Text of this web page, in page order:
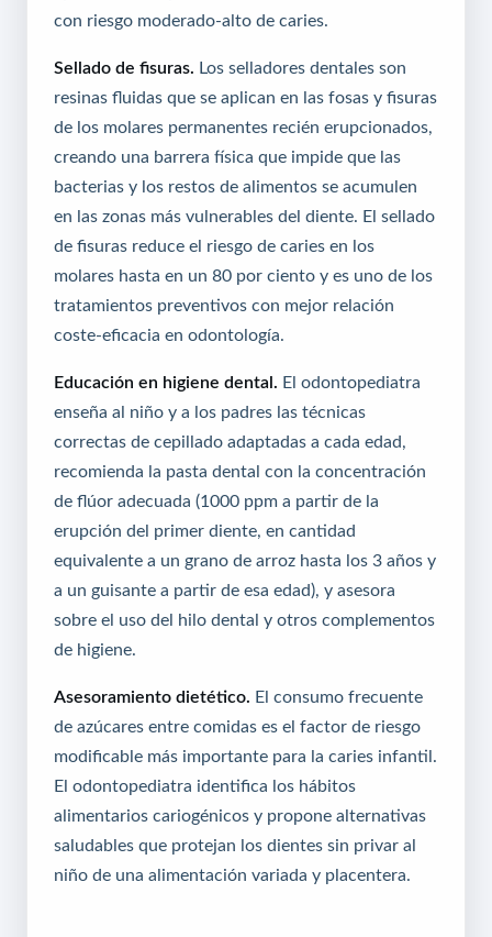
con riesgo moderado-alto de caries.
Sellado de fisuras. Los selladores dentales son
resinas fluidas que se aplican en las fosas y fisuras
de los molares permanentes recién erupcionados,
creando una barrera física que impide que las
bacterias y los restos de alimentos se acumulen
en las zonas más vulnerables del diente. El sellado
de fisuras reduce el riesgo de caries en los
molares hasta en un 80 por ciento y es uno de los
tratamientos preventivos con mejor relación
coste-eficacia en odontología.
Educación en higiene dental.
El odontopediatra
enseña al niño y a los padres las técnicas
correctas de cepillado adaptadas a cada edad,
recomienda la pasta dental con la concentración
de flúor adecuada (1000 ppm a partir de la
erupción del primer diente, en cantidad
equivalente a un grano de arroz hasta los 3 años y
a un guisante a partir de esa edad), y asesora
sobre el uso del hilo dental y otros complementos
de higiene.
Asesoramiento dietético. El consumo frecuente
de azúcares entre comidas es el factor de riesgo
modificable más importante para la caries infantil.
El odontopediatra identifica los hábitos
alimentarios cariogénicos y propone alternativas
saludables que protejan los dientes sin privar al
niño de una alimentación variada y placentera.